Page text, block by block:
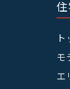
モ
エ